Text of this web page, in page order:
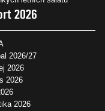
2026
2026/27
2026
2026
2026